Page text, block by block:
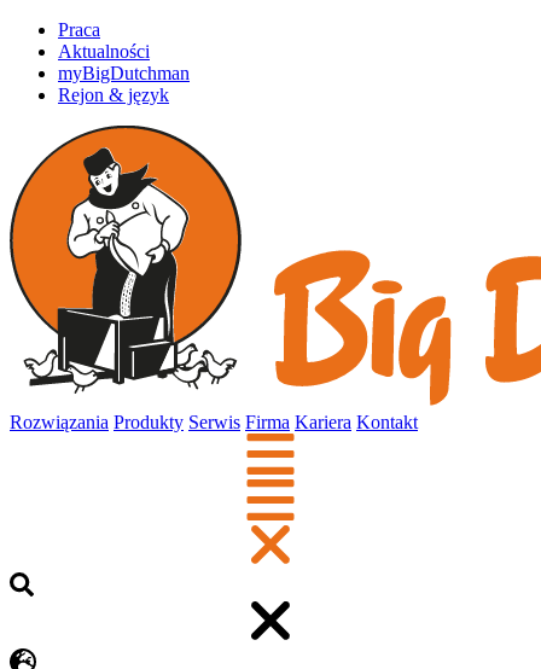
Praca
Aktualności
myBigDutchman
Rejon & język
Rozwiązania Produkty Serwis Firma Kariera Kontakt